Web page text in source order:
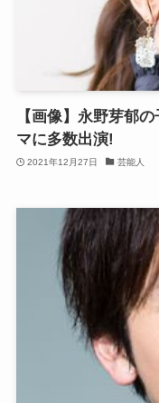
【画像】永野芽郁
マに多数出演!
2021年12月27日 芸能人